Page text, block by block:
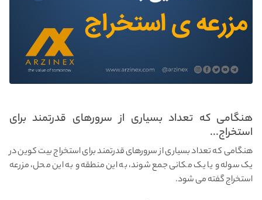
هنگامی‌ که تعداد بسیاری از سرورهای قدرتمند برای
استخراج...
هنگامی‌ که تعداد بسیاری از سرورهای قدرتمند برای استخراج بیت کوین در
یک سوله و یا یک مکانی جمع شوند، به این منطقه و به این محل، مزرعه
استخراج گفته می شود.